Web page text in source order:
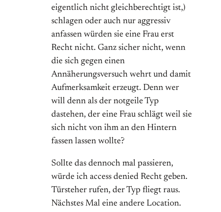
eigentlich nicht gleichberechtigt ist,)
schlagen oder auch nur aggressiv
anfassen würden sie eine Frau erst
Recht nicht. Ganz sicher nicht, wenn
die sich gegen einen
Annäherungsversuch wehrt und damit
Aufmerksamkeit erzeugt. Denn wer
will denn als der notgeile Typ
dastehen, der eine Frau schlägt weil sie
sich nicht von ihm an den Hintern
fassen lassen wollte?
Sollte das dennoch mal passieren,
würde ich access denied Recht geben.
Türsteher rufen, der Typ fliegt raus.
Nächstes Mal eine andere Location.